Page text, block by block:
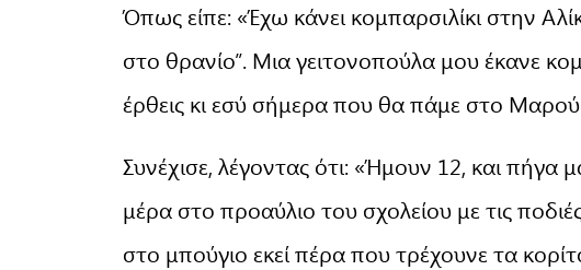
Όπως είπε: «Έχω κάνει κομπαρσιλίκι στην
στο θρανίο”. Μια γειτονοπούλα μου έκανε
έρθεις κι εσύ σήμερα που θα πάμε στο
Συνέχισε, λέγοντας ότι: «Ήμουν 12, και πήγα
μέρα στο προαύλιο του σχολείου με τις
στο μπούγιο εκεί πέρα που τρέχουνε τα